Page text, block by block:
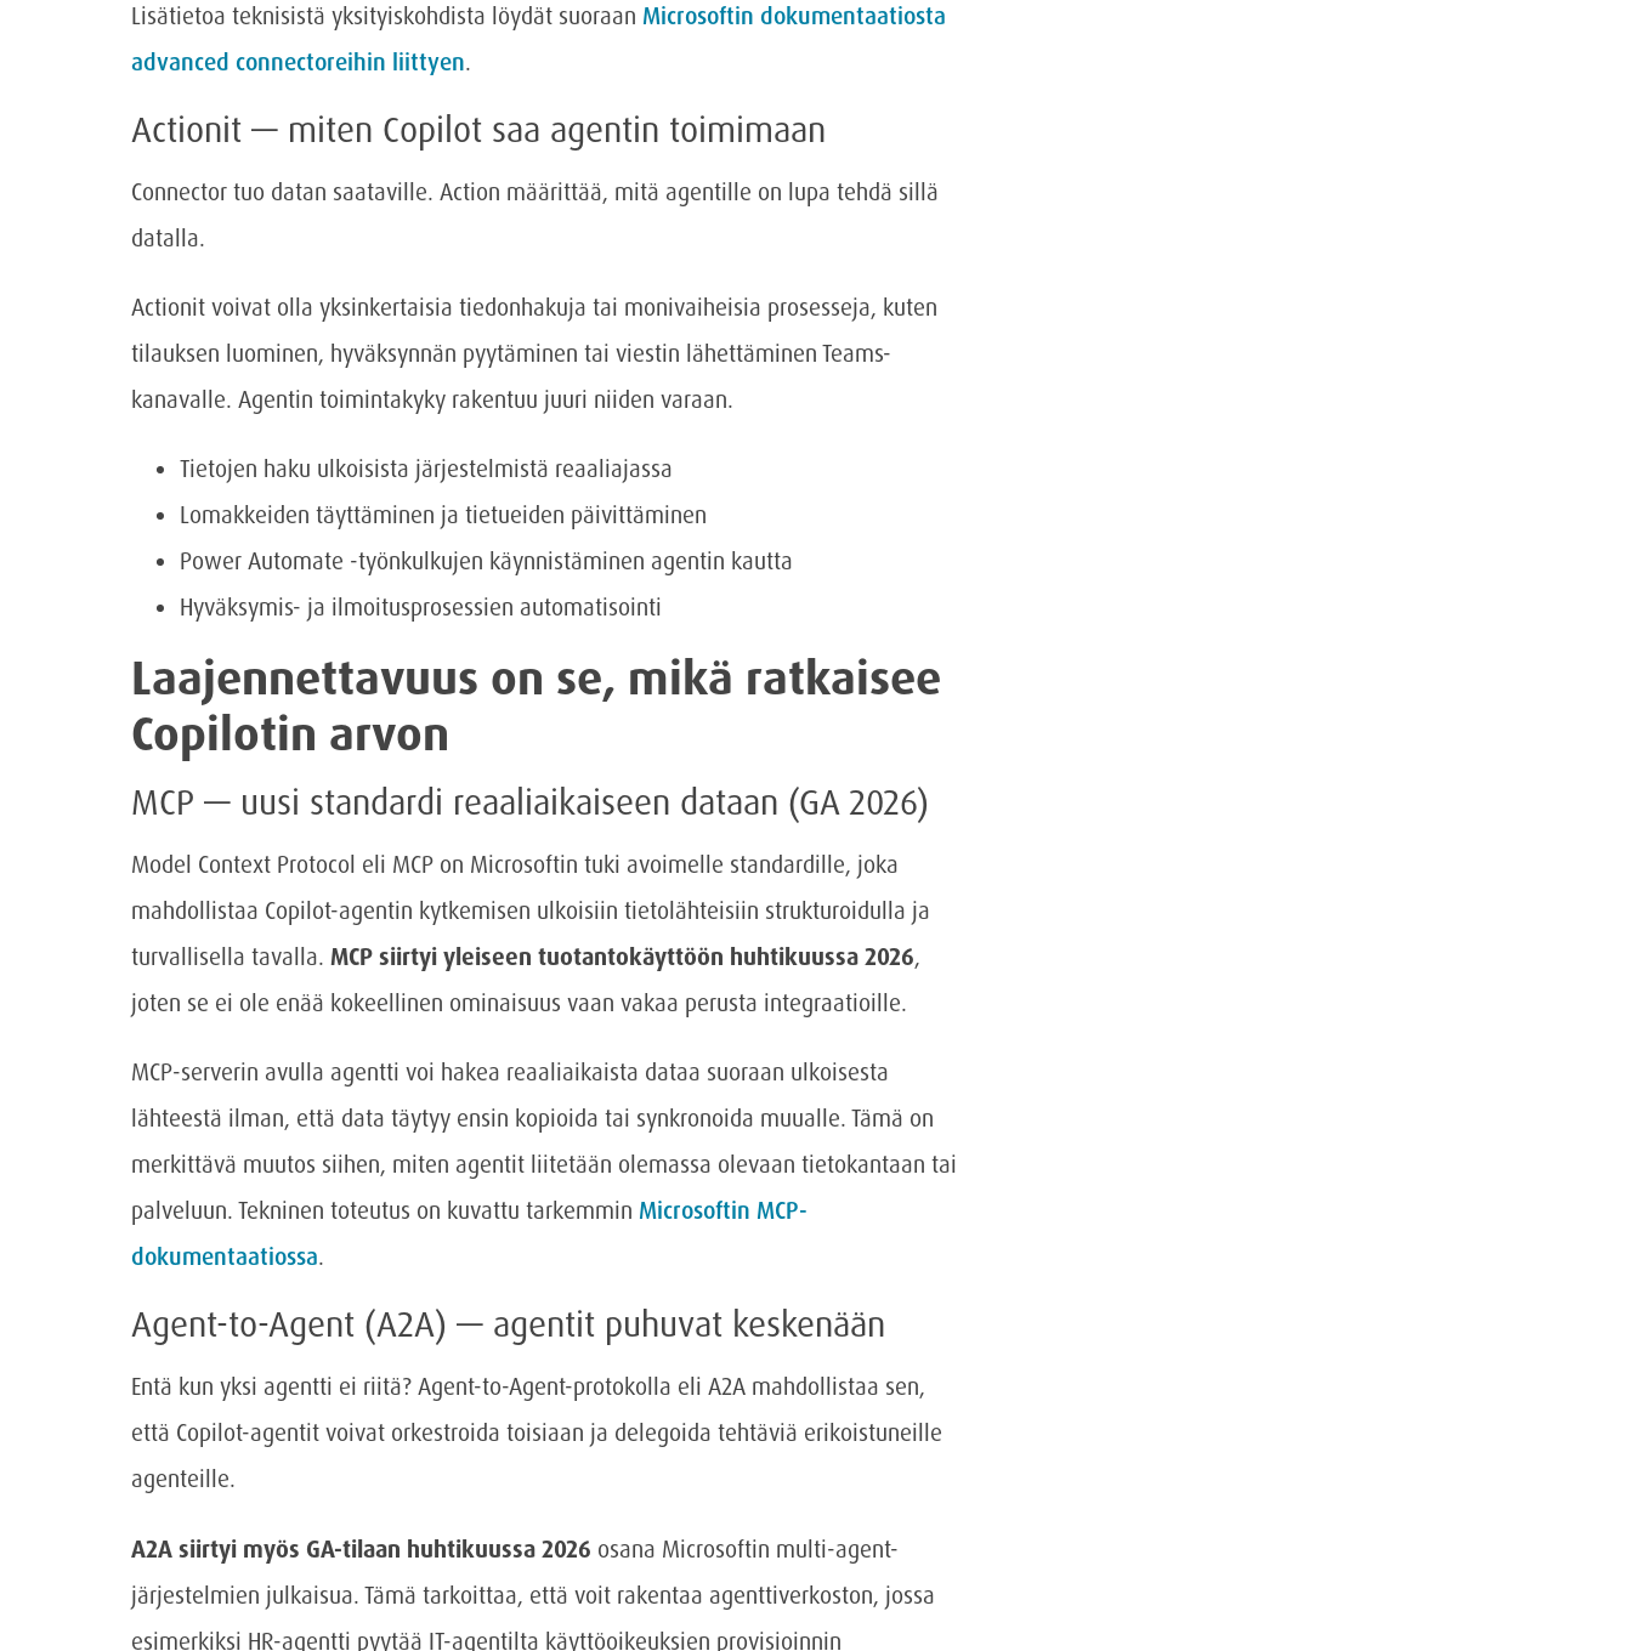
Lisätietoa teknisistä yksityiskohdista löydät suoraan Microsoftin dokumentaatiosta
advanced connectoreihin liittyen.
Actionit — miten Copilot saa agentin toimimaan
Connector tuo datan saataville. Action määrittää, mitä agentille on lupa tehdä sillä
datalla.
Actionit voivat olla yksinkertaisia tiedonhakuja tai monivaiheisia prosesseja, kuten
tilauksen luominen, hyväksynnän pyytäminen tai viestin lähettäminen Teams-
kanavalle. Agentin toimintakyky rakentuu juuri niiden varaan.
Tietojen haku ulkoisista järjestelmistä reaaliajassa
Lomakkeiden täyttäminen ja tietueiden päivittäminen
Power Automate -työnkulkujen käynnistäminen agentin kautta
Hyväksymis- ja ilmoitusprosessien automatisointi
Laajennettavuus on se, mikä ratkaisee
Copilotin arvon
MCP — uusi standardi reaaliaikaiseen dataan (GA 2026)
Model Context Protocol eli MCP on Microsoftin tuki avoimelle standardille, joka
mahdollistaa Copilot-agentin kytkemisen ulkoisiin tietolähteisiin strukturoidulla ja
turvallisella tavalla. MCP siirtyi yleiseen tuotantokäyttöön huhtikuussa 2026,
joten se ei ole enää kokeellinen ominaisuus vaan vakaa perusta integraatioille.
MCP-serverin avulla agentti voi hakea reaaliaikaista dataa suoraan ulkoisesta
lähteestä ilman, että data täytyy ensin kopioida tai synkronoida muualle. Tämä on
merkittävä muutos siihen, miten agentit liitetään olemassa olevaan tietokantaan tai
palveluun. Tekninen toteutus on kuvattu tarkemmin Microsoftin MCP-
dokumentaatiossa.
Agent-to-Agent (A2A) — agentit puhuvat keskenään
Entä kun yksi agentti ei riitä? Agent-to-Agent-protokolla eli A2A mahdollistaa sen,
että Copilot-agentit voivat orkestroida toisiaan ja delegoida tehtäviä erikoistuneille
agenteille.
A2A siirtyi myös GA-tilaan huhtikuussa 2026 osana Microsoftin multi-agent-
järjestelmien julkaisua. Tämä tarkoittaa, että voit rakentaa agenttiverkoston, jossa
esimerkiksi HR-agentti pyytää IT-agentilta käyttöoikeuksien provisioinnin